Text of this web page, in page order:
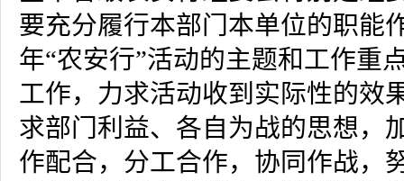
要充分履行本部门本单位的职能
年“农安行”活动的主题和工作重
工作，力求活动收到实际性的效
求部门利益、各自为战的思想，
作配合，分工合作，协同作战，